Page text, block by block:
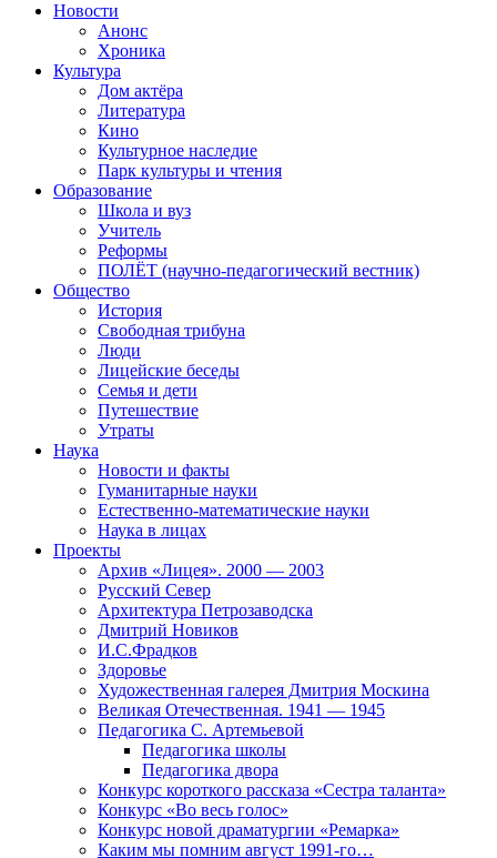
Новости
Анонс
Хроника
Культура
Дом актёра
Литература
Кино
Культурное наследие
Парк культуры и чтения
Образование
Школа и вуз
Учитель
Реформы
ПОЛЁТ (научно-педагогический вестник)
Общество
История
Свободная трибуна
Люди
Лицейские беседы
Семья и дети
Путешествие
Утраты
Наука
Новости и факты
Гуманитарные науки
Естественно-математические науки
Наука в лицах
Проекты
Архив «Лицея». 2000 — 2003
Русский Север
Архитектура Петрозаводска
Дмитрий Новиков
И.С.Фрадков
Здоровье
Художественная галерея Дмитрия Москина
Великая Отечественная. 1941 — 1945
Педагогика С. Артемьевой
Педагогика школы
Педагогика двора
Конкурс короткого рассказа «Сестра таланта»
Конкурс «Во весь голос»
Конкурс новой драматургии «Ремарка»
Каким мы помним август 1991-го…